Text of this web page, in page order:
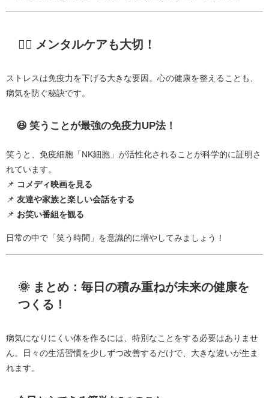
🧘‍♂️ メンタルケアも大切！
ストレスは免疫力を下げる大きな要因。心の健康を整えることも、
病気を防ぐ秘訣です。
😆 笑うことが最強の免疫力UP法！
笑うと、免疫細胞「NK細胞」が活性化されることが科学的に証明さ
れています。
📌 コメディ映画を見る
📌 友達や家族と楽しい会話をする
📌 お笑い番組を観る
日常の中で「笑う時間」を意識的に増やしてみましょう！
🌞 まとめ：毎日の積み重ねが未来の健康を
つくる！
病気になりにくい体を作るには、特別なことをする必要はありませ
ん。日々の生活習慣を少しずつ改善するだけで、大きな違いが生ま
れます。